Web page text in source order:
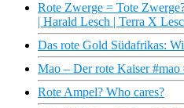
Rote Zwerge = Tote
| Harald Lesch | Terra X
Das rote Gold Südafrikas:
Mao – Der rote Kaiser
Rote Ampel? Who cares?